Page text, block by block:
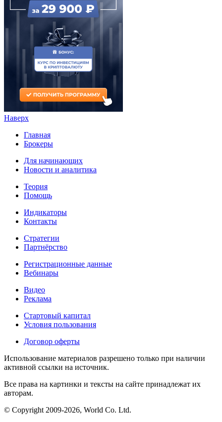
Наверх
Главная
Брокеры
Для начинающих
Новости и аналитика
Теория
Помощь
Индикаторы
Контакты
Стратегии
Партнёрство
Регистрационные данные
Вебинары
Видео
Реклама
Стартовый капитал
Условия пользования
Договор оферты
Использование материалов разрешено только при наличии
активной ссылки на источник.
Все права на картинки и тексты на сайте принадлежат их
авторам.
© Copyright 2009-2026, World Co. Ltd.